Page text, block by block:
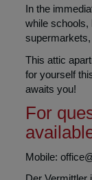
always
is easily
In the
while schools,
This attic
for yourself
awaits you!
For